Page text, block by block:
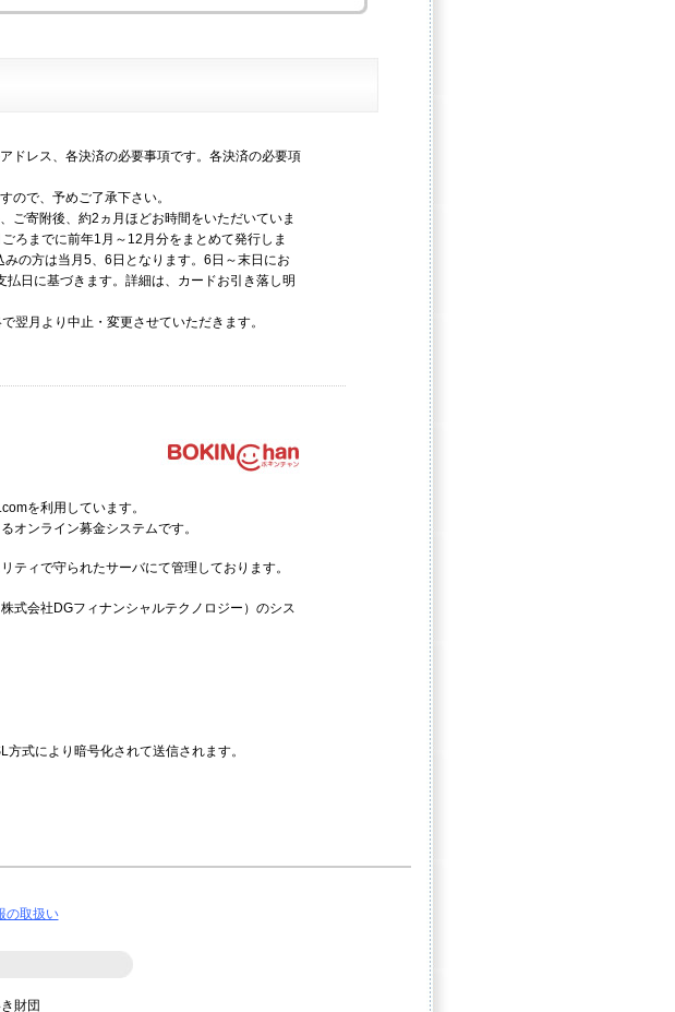
ドレス、各決済の必要事項です。各決済の必要項
ので、予めご了承下さい。
ご寄附後、約2ヵ月ほどお時間をいただいていま
ろまでに前年1月～12月分をまとめて発行しま
の方は当月5、6日となります。6日～末日にお
日に基づきます。詳細は、カードお引き落し明
翌月より中止・変更させていただきます。
を利用しています。
オンライン募金システムです。
ティで守られたサーバにて管理しております。
式会社DGフィナンシャルテクノロジー）のシス
方式により暗号化されて送信されます。
の取扱い
財団